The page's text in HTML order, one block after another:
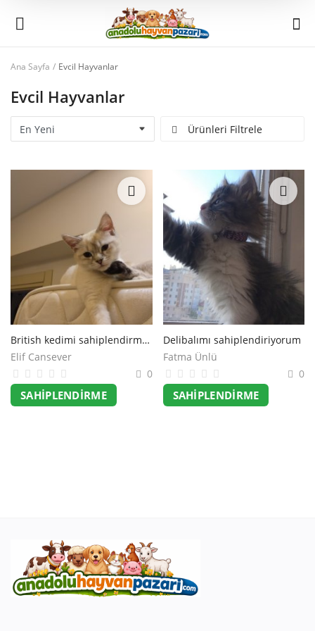
Şimdi
Sat
Ana Menü
Ana Sayfa
Favorilerim
İletişim
Blog
Giriş Yap
Konum
Ana Sayfa Evcil Hayvanlar
Evcil Hayvanlar
Ürünleri Filtrele
British kedimi sahiplendirmek istiyorum
Elif Cansever
0
SAHIPLENDIRME
Delibalımı sahiplendiriyorum
Fatma Ünlü
0
SAHIPLENDIRME